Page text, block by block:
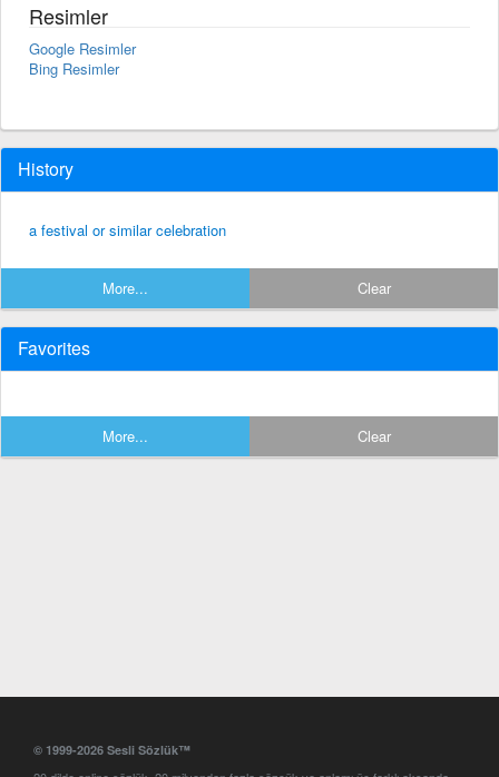
Resimler
Google Resimler
Bing Resimler
History
a festival or similar celebration
More... Clear
Favorites
More... Clear
© 1999-2026 Sesli Sözlük™